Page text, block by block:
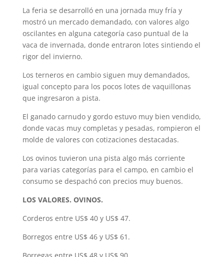
La feria se desarrolló en una jornada muy fría y
mostró un mercado demandado, con valores algo
oscilantes en alguna categoría caso puntual de la
vaca de invernada, donde entraron lotes sintiendo el
rigor del invierno.
Los terneros en cambio siguen muy demandados,
igual concepto para los pocos lotes de vaquillonas
que ingresaron a pista.
El ganado carnudo y gordo estuvo muy bien vendido,
donde vacas muy completas y pesadas, rompieron el
molde de valores con cotizaciones destacadas.
Los ovinos tuvieron una pista algo más corriente
para varias categorías para el campo, en cambio el
consumo se despachó con precios muy buenos.
LOS VALORES. OVINOS.
Corderos entre US$ 40 y US$ 47.
Borregos entre US$ 46 y US$ 61.